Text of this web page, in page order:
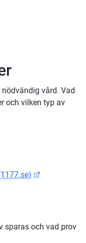
vård. Vad
och vilken typ av
sparas och vad prov